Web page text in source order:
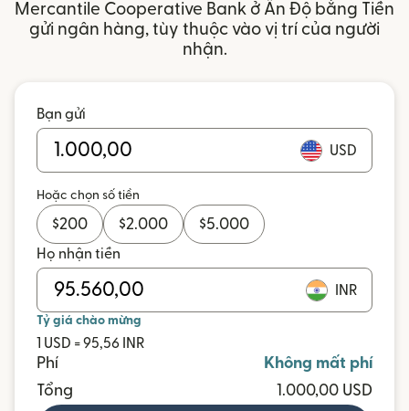
Mercantile Cooperative Bank ở Ấn Độ bằng Tiền
gửi ngân hàng, tùy thuộc vào vị trí của người
nhận.
Bạn gửi
USD
Hoặc chọn số tiền
$200 $2.000 $5.000
Họ nhận tiền
INR
Tỷ giá chào mừng
1 USD = 95,56 INR
Phí
Không mất phí
Tổng
1.000,00 USD